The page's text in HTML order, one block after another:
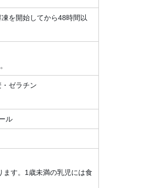
を開始してから48時間以
ゼラチン
ル
す。1歳未満の乳児には食